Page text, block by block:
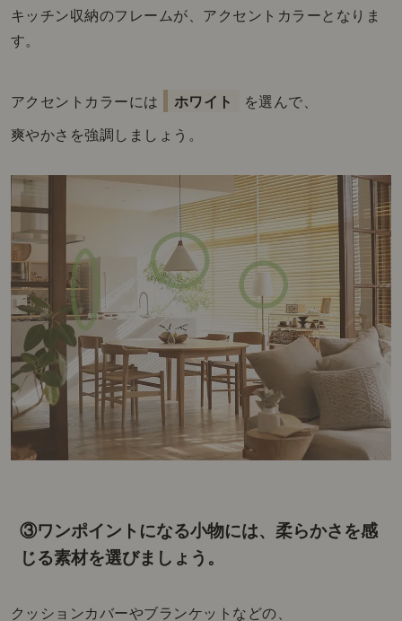
キッチン収納のフレームが、アクセントカラーとなりま
す。
アクセントカラーには ホワイト を選んで、
爽やかさを強調しましょう。
③ワンポイントになる小物には、柔らかさを感
じる素材を選びましょう。
クッションカバーやブランケットなどの、